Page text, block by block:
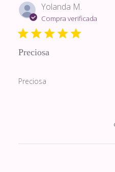
Yolanda M.
Compra verificada
Preciosa
Preciosa